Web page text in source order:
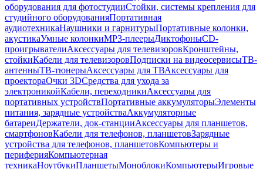
оборудования для фотостудииСтойки, системы крепления для
студийного оборудованияПортативная
аудиотехникаНаушники и гарнитурыПортативные колонки,
акустикаУмные колонкиMP3-плеерыДиктофоныCD-
проигрывателиАксессуары для телевизоровКронштейны,
стойкиКабели для телевизоровПодписки на видеосервисыТВ-
антенныТВ-тюнерыАксессуары для ТВАксессуары для
проектораОчки 3DСредства для ухода за
электроникойКабели, переходникиАксессуары для
портативных устройствПортативные аккумуляторыЭлементы
питания, зарядные устройстваАккумуляторные
батареиДержатели, док-станцииАксессуары для планшетов,
смартфоновКабели для телефонов, планшетовЗарядные
устройства для телефонов, планшетовКомпьютеры и
периферияКомпьютерная
техникаНоутбукиПланшетыМоноблокиКомпьютерыИгровые